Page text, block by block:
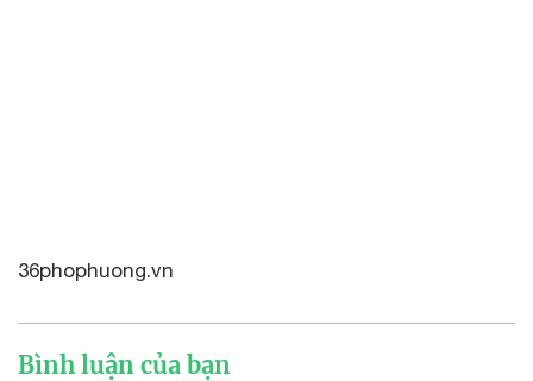
36phophuong.vn
Bình luận của bạn